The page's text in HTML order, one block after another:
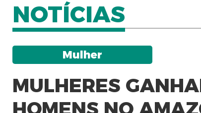
NOTÍCIAS
Mulher
MULHERES